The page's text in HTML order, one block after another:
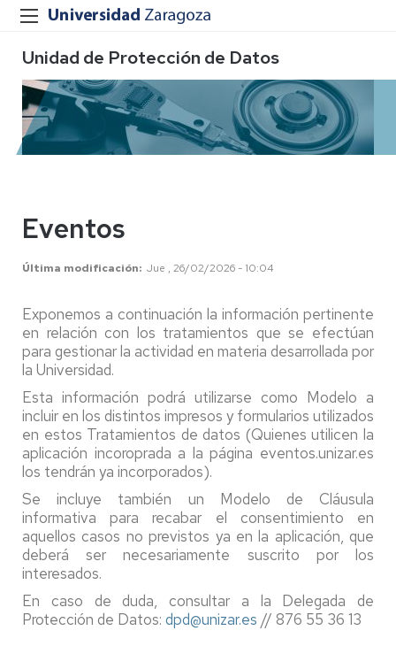
Unidad de Protección de Datos
Eventos
Última modificación Jue , 26/02/2026 - 10:04
Exponemos a continuación la información pertinente
en relación con los tratamientos que se efectúan
para gestionar la actividad en materia desarrollada por
la Universidad.
Esta información podrá utilizarse como Modelo a
incluir en los distintos impresos y formularios utilizados
en estos Tratamientos de datos (Quienes utilicen la
aplicación incoroprada a la página eventos.unizar.es
los tendrán ya incorporados).
Se incluye también un Modelo de Cláusula
informativa para recabar el consentimiento en
aquellos casos no previstos ya en la aplicación, que
deberá ser necesariamente suscrito por los
interesados.
En caso de duda, consultar a la Delegada de
Protección de Datos: dpd@unizar.es // 876 55 36 13